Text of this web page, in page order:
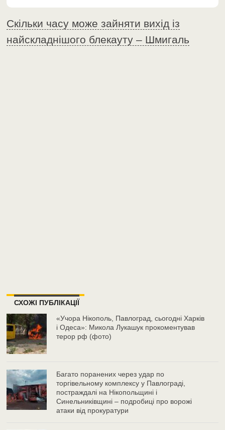
Скільки часу може зайняти вихід із
найскладнішого блекауту – Шмигаль
СХОЖІ ПУБЛІКАЦІЇ
«Учора Нікополь, Павлоград, сьогодні Харків
і Одеса»: Микола Лукашук прокоментував
терор рф (фото)
Багато поранених через удар по
торгівельному комплексу у Павлограді,
постраждалі на Нікопольщині і
Синельниківщині – подробиці про ворожі
атаки від прокуратури